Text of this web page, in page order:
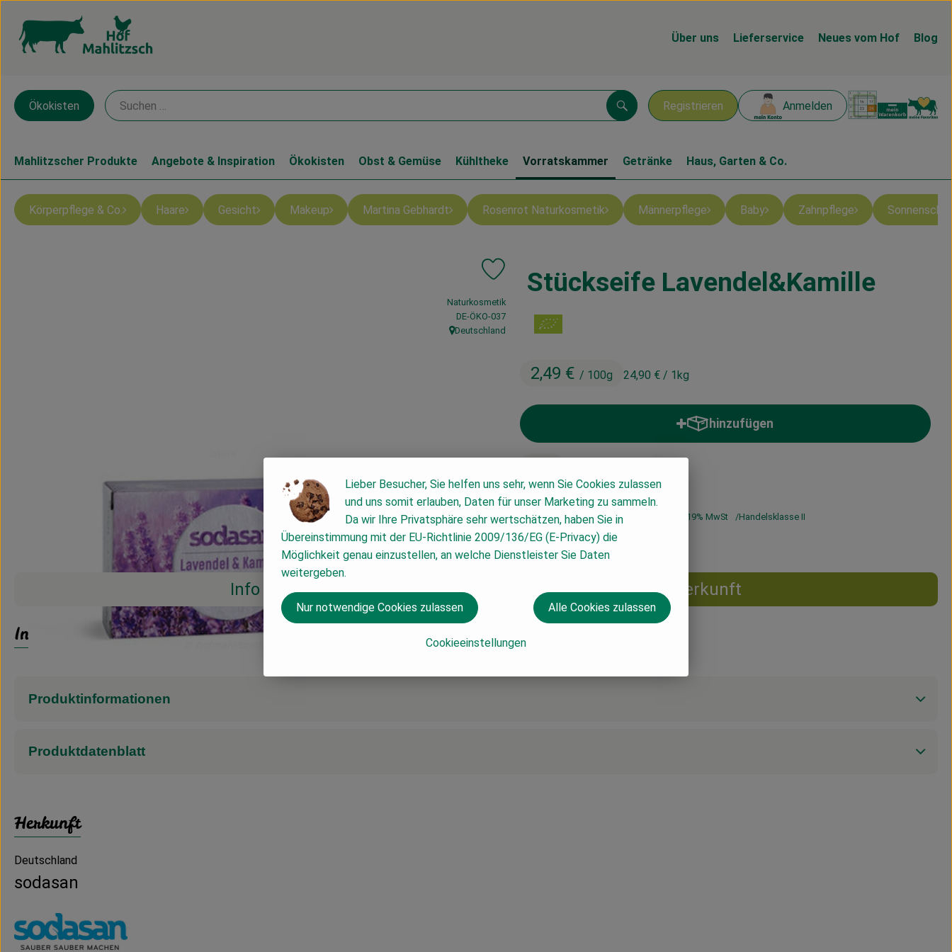
Über uns Lieferservice Neues vom Hof Blog
Registrieren Anmelden
Suchen
Ökokisten
Mahlitzscher Produkte Angebote & Inspiration Ökokisten Obst & Gemüse Kühltheke Vorratskammer Getränke Haus, Garten & Co.
Körperpflege & Co. Haare Gesicht Makeup Martina Gebhardt Rosenrot Naturkosmetik Männerpflege Baby Zahnpflege
Stückseife Lavendel&Kamille
2,49 € / 100g 24,90 € / 1kg
Produkt zu Favouriten hinzufügen
, Verband:
Naturkosmetik
, Kontrollstelle:
DE-ÖKO-037
, Herkunft:
Deutschland
hinzufügen
Produkt zum Warenkorb hinzufügen
#57237 2,49 €/ 100g 19% MwSt Handelsklasse II
Info Herkunft
Info
Produktinformationen
Produktdatenblatt
Herkunft
Deutschland
sodasan
Lieber Besucher, Sie helfen uns sehr, wenn Sie Cookies zulassen
und uns somit erlauben, Daten für unser Marketing zu sammeln.
Da wir Ihre Privatsphäre sehr wertschätzen, haben Sie in
Übereinstimmung mit der EU-Richtlinie 2009/136/EG (E-Privacy) die
Möglichkeit genau einzustellen, an welche Dienstleister Sie Daten
weitergeben.
Cookieeinstellungen
Nur notwendige Cookies zulassen Alle Cookies zulassen